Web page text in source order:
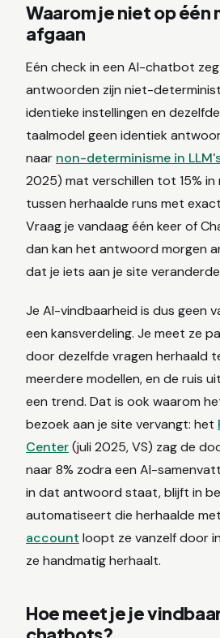
Waarom je niet op één
afgaan
Eén check in een AI-chatbot
antwoorden zijn niet-
identieke instellingen en
taalmodel geen identiek
naar non-determinisme in
2025) mat verschillen tot 15% in
tussen herhaalde runs met
Vraag je vandaag één keer of
dan kan het antwoord morgen
dat je iets aan je site
Je AI-vindbaarheid is dus geen
een kansverdeling. Je meet ze
door dezelfde vragen herhaald
meerdere modellen, en de ruis
een trend. Dat is ook waarom
bezoek aan je site vervangt: het
Center(juli 2025, VS) zag de
naar 8% zodra een AI-
in dat antwoord staat, blijft in
automatiseert die herhaalde
account loopt ze vanzelf door
ze handmatig herhaalt.
Hoe meet je je